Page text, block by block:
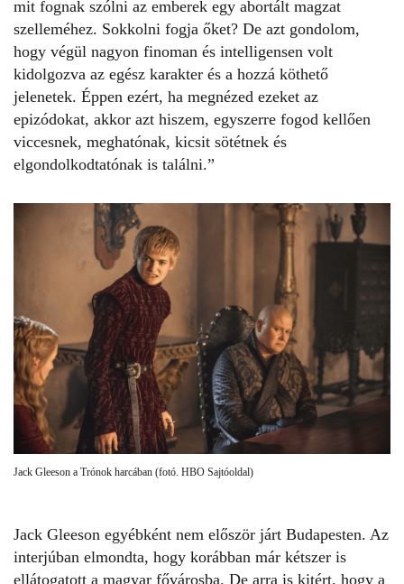
mit fognak szólni az emberek egy abortált magzat
szelleméhez. Sokkolni fogja őket? De azt gondolom,
hogy végül nagyon finoman és intelligensen volt
kidolgozva az egész karakter és a hozzá köthető
jelenetek. Éppen ezért, ha megnézed ezeket az
epizódokat, akkor azt hiszem, egyszerre fogod kellően
viccesnek, meghatónak, kicsit sötétnek és
elgondolkodtatónak is találni.”
Jack Gleeson a Trónok harcában (fotó. HBO Sajtóoldal)
Jack Gleeson egyébként nem először járt Budapesten. Az
interjúban elmondta, hogy korábban már kétszer is
ellátogatott a magyar fővárosba. De arra is kitért, hogy a